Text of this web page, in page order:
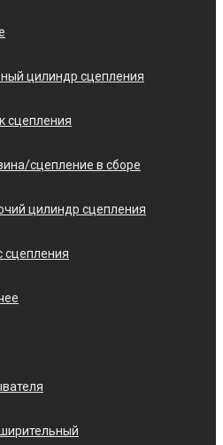
цилиндр сцепления
сцепления
сцепление в сборе
цилиндр сцепления
сцепления